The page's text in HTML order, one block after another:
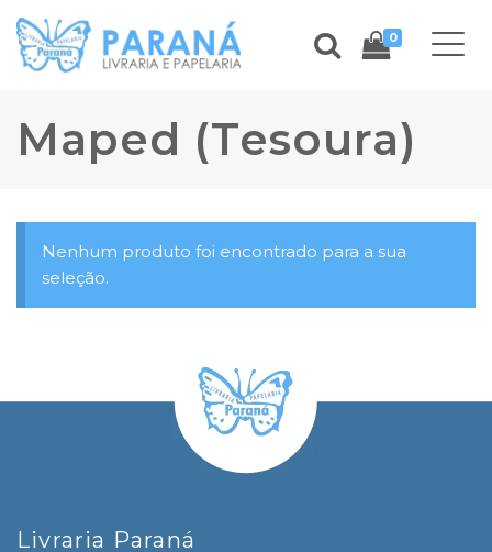
0
Maped (Tesoura)
Nenhum produto foi encontrado para a sua
seleção.
Livraria Paraná